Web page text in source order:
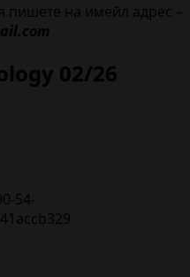
пишете на имейл адрес –
02/26